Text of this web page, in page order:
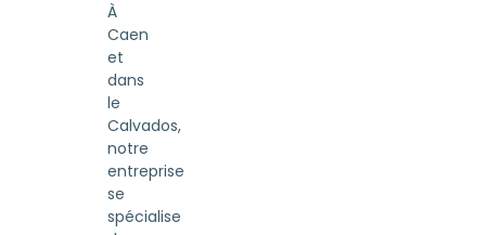
À
Caen
et
dans
le
Calvados,
notre
entreprise
se
spécialise